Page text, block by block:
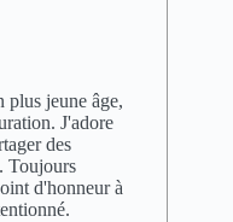
plus jeune âge,
J'adore
des
Toujours
d'honneur à